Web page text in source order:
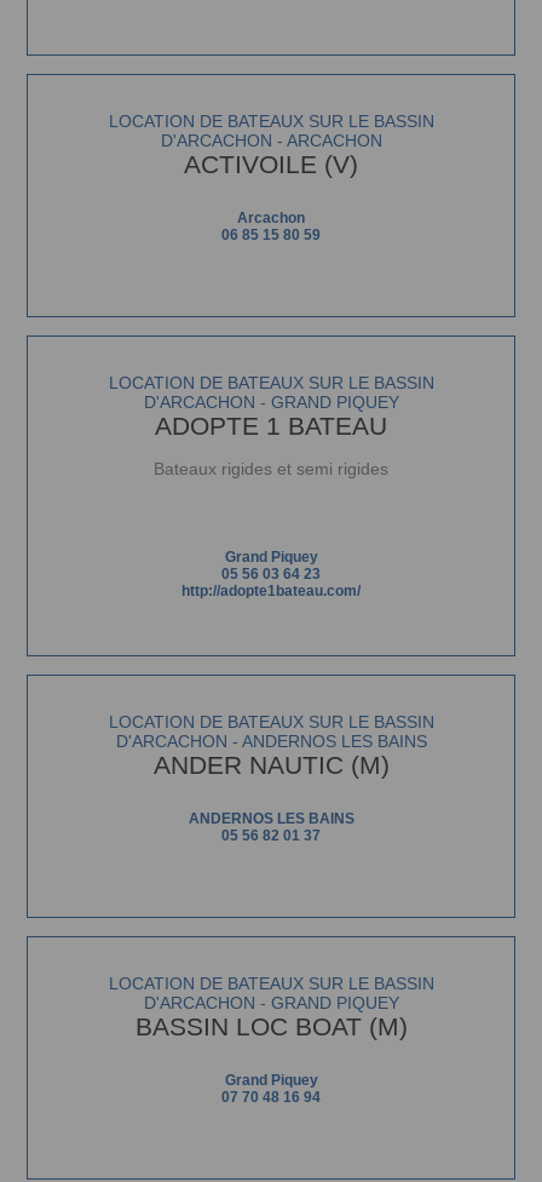
LOCATION DE BATEAUX SUR LE BASSIN
D'ARCACHON - ARCACHON
ACTIVOILE (V)
Arcachon
06 85 15 80 59
LOCATION DE BATEAUX SUR LE BASSIN
D'ARCACHON - GRAND PIQUEY
ADOPTE 1 BATEAU
Bateaux rigides et semi rigides
Grand Piquey
05 56 03 64 23
http://adopte1bateau.com/
LOCATION DE BATEAUX SUR LE BASSIN
D'ARCACHON - ANDERNOS LES BAINS
ANDER NAUTIC (M)
ANDERNOS LES BAINS
05 56 82 01 37
LOCATION DE BATEAUX SUR LE BASSIN
D'ARCACHON - GRAND PIQUEY
BASSIN LOC BOAT (M)
Grand Piquey
07 70 48 16 94